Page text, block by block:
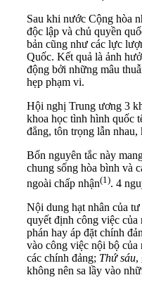
Sau khi nước Cộng hòa
độc lập và chủ quyền
bản cũng như các lực
Quốc. Kết quả là ảnh
động bởi những mâu
hẹp phạm vi.
Hội nghị Trung ương 3
khoa học tình hình quốc
đẳng, tôn trọng lẫn
Bốn nguyên tắc này
chung sống hòa bình và
ngoài chấp nhận(1). 4
Nội dung hạt nhân của
quyết định công việc
phán hay áp đặt chính
vào công việc nội bộ của
các chính đảng; Thứ sáu,
không nên sa lầy vào